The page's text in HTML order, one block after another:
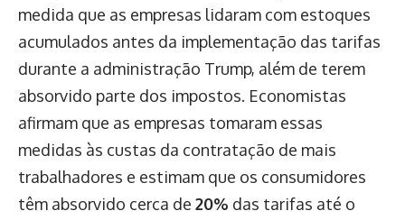
medida que as empresas lidaram com estoques
acumulados antes da implementação das tarifas
durante a administração Trump, além de terem
absorvido parte dos impostos. Economistas
afirmam que as empresas tomaram essas
medidas às custas da contratação de mais
trabalhadores e estimam que os consumidores
têm absorvido cerca de 20% das tarifas até o